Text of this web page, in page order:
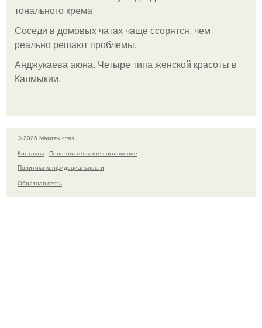
тонального крема
Соседи в домовых чатах чаще ссорятся, чем
реально решают проблемы.
Анджукаева аюна. Четыре типа женской красоты в
Калмыкии.
© 2026 Макияж глаз
Контакты
Пользовательское соглашение
Политика конфидециальности
Обратная связь